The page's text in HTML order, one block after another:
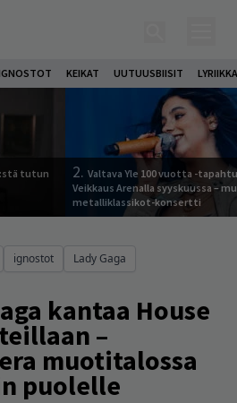
KEIKAT UUTUUSBIISIT
tutun
2. Valtava Yle 100 vuotta -
Veikkaus Arenalla syyskuussa –
metalliklassikot-konsertti
ignostot Lady Gaga
kantaa House
–
muotitalossa
puolelle